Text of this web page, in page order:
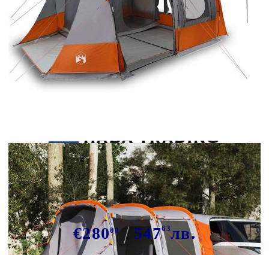
Шатра за кола сива и оранжева
водоустойчива
€28000 54763лв.